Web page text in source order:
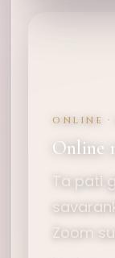
ONLINE ·
Online
Ta pati
Zoom